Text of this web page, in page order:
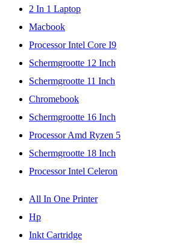
2 In 1 Laptop
Macbook
Processor Intel Core I9
Schermgrootte 12 Inch
Schermgrootte 11 Inch
Chromebook
Schermgrootte 16 Inch
Processor Amd Ryzen 5
Schermgrootte 18 Inch
Processor Intel Celeron
All In One Printer
Hp
Inkt Cartridge